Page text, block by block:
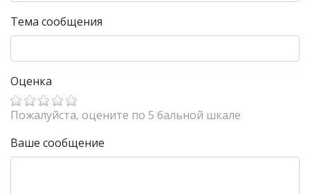
Тема сообщения
Оценка
Пожалуйста, оцените по 5 бальной шкале
Ваше сообщение